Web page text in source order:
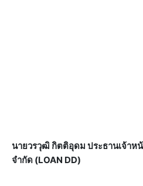
นายวรวุฒิ กิตติอุดม ประธานเจ้าห
จำกัด (LOAN DD)